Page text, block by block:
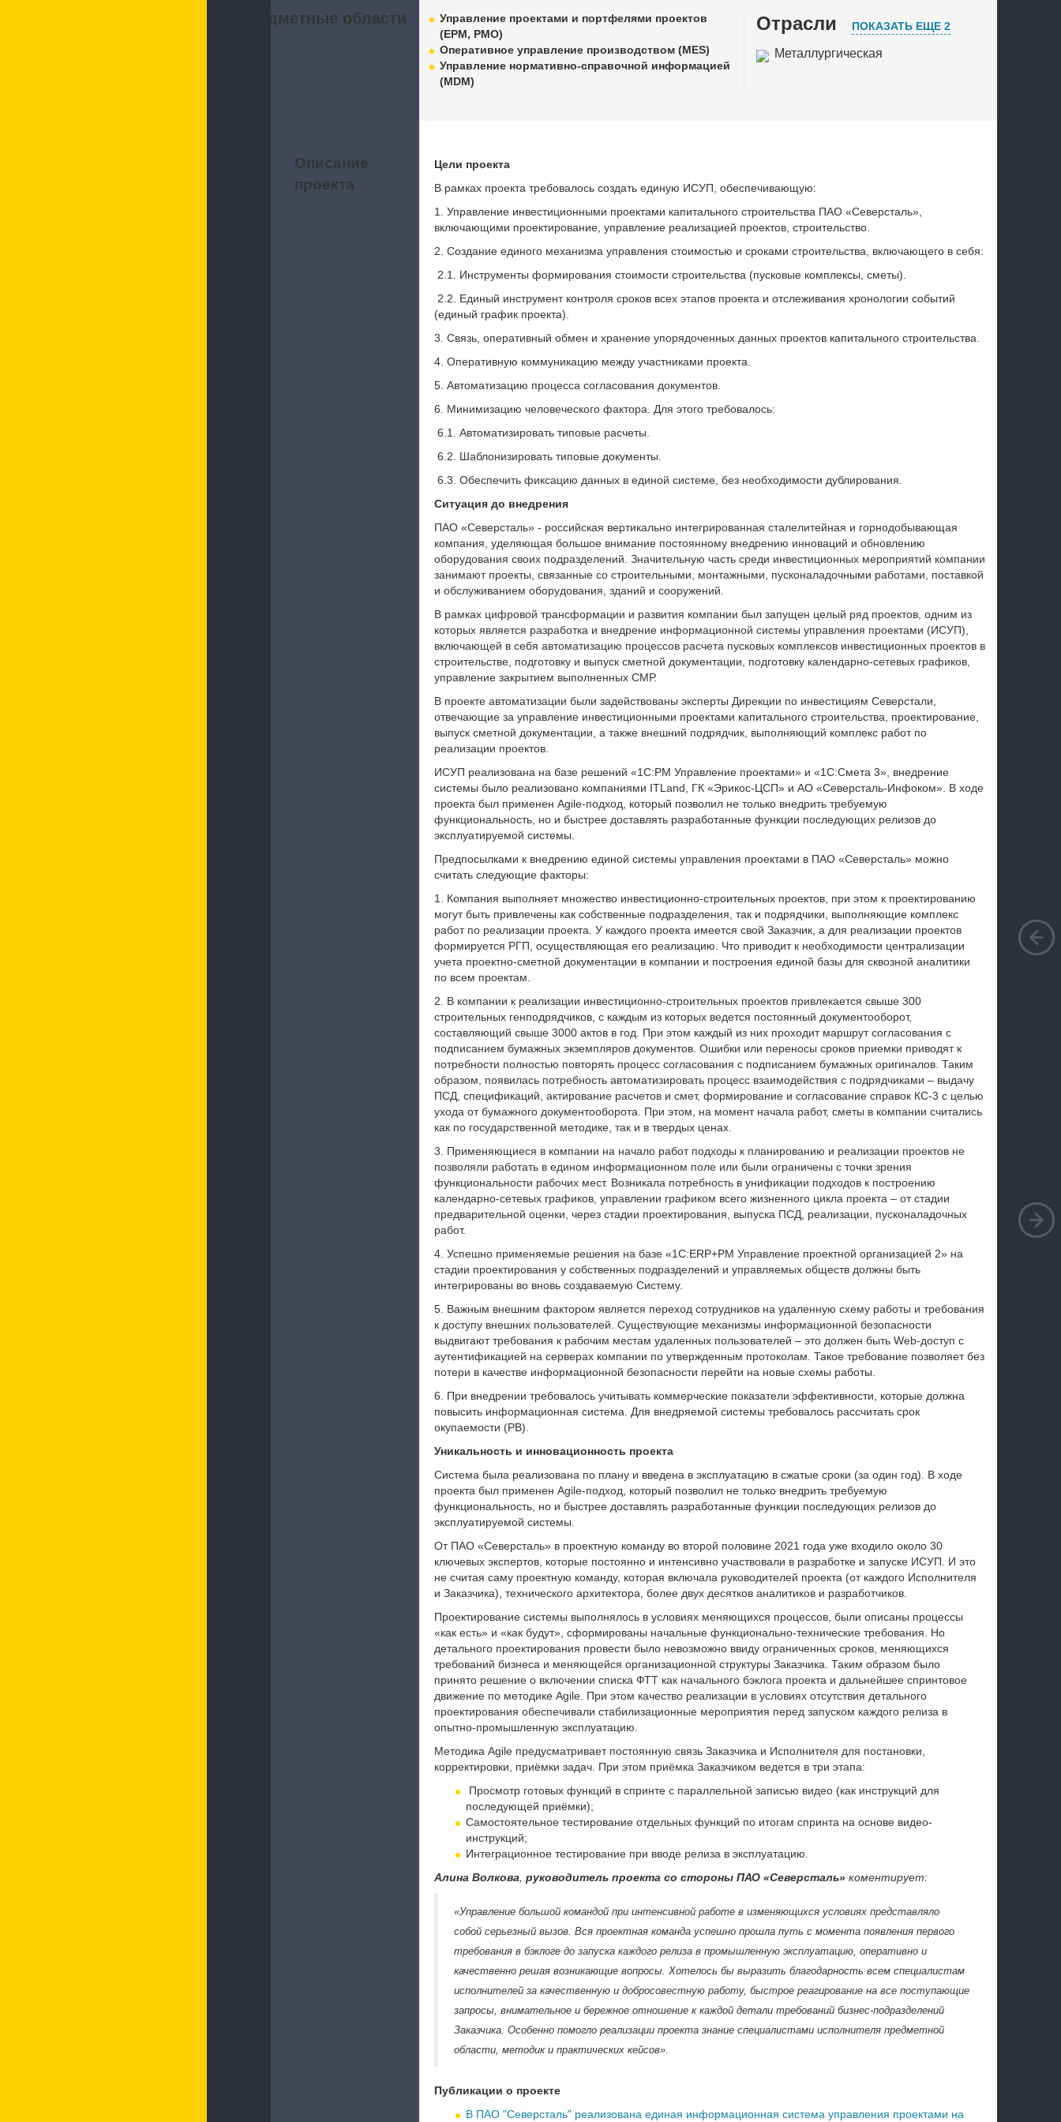
Предметные области
Управление проектами и портфелями проектов
(EPM, PMO)
Оперативное управление производством (MES)
Управление нормативно-справочной информацией
(MDM)
Отрасли ПОКАЗАТЬ ЕЩЕ 2
Металлургическая
Описание
проекта
Цели проекта
В рамках проекта требовалось создать единую ИСУП, обеспечивающую:
1.
Управление инвестиционными проектами капитального строительства ПАО «Северсталь»,
включающими проектирование, управление реализацией проектов, строительство.
2. Создание единого механизма управления стоимостью и сроками строительства, включающего в себя:
2.1.
Инструменты формирования стоимости строительства (пусковые комплексы, сметы).
2.2.
Единый инструмент контроля сроков всех этапов проекта и отслеживания хронологии событий
(единый график проекта).
3. Связь, оперативный обмен и хранение упорядоченных данных проектов капитального строительства.
4. Оперативную коммуникацию между участниками проекта.
5. Автоматизацию процесса согласования документов.
6.
Минимизацию человеческого фактора. Для этого требовалось:
6.1.
Автоматизировать типовые расчеты.
6.2.
Шаблонизировать типовые документы.
6.3. Обеспечить фиксацию данных в единой системе, без необходимости дублирования.
Ситуация до внедрения
ПАО «Северсталь» - российская вертикально интегрированная сталелитейная и горнодобывающая
компания, уделяющая большое внимание постоянному внедрению инноваций и обновлению
оборудования своих подразделений. Значительную часть среди инвестиционных мероприятий компании
занимают проекты, связанные со строительными, монтажными, пусконаладочными работами, поставкой
и обслуживанием оборудования, зданий и сооружений.
В рамках цифровой трансформации и развития компании был запущен целый ряд проектов, одним из
которых является разработка и внедрение информационной системы управления проектами (ИСУП),
включающей в себя автоматизацию процессов расчета пусковых комплексов инвестиционных проектов в
строительстве, подготовку и выпуск сметной документации, подготовку календарно-сетевых графиков,
управление закрытием выполненных СМР.
В проекте автоматизации были задействованы эксперты Дирекции по инвестициям Северстали,
отвечающие за управление инвестиционными проектами капитального строительства, проектирование,
выпуск сметной документации, а также внешний подрядчик, выполняющий комплекс работ по
реализации проектов.
ИСУП реализована на базе решений «1С:PM Управление проектами» и «1С:Смета 3», внедрение
системы было реализовано компаниями ITLand, ГК «Эрикос-ЦСП» и АО «Северсталь-Инфоком». В ходе
проекта был применен Agile-подход, который позволил не только внедрить требуемую
функциональность, но и быстрее доставлять разработанные функции последующих релизов до
эксплуатируемой системы.
Предпосылками к внедрению единой системы управления проектами в ПАО «Северсталь» можно
считать следующие факторы:
1. Компания выполняет множество инвестиционно-строительных проектов, при этом к проектированию
могут быть привлечены как собственные подразделения, так и подрядчики, выполняющие комплекс
работ по реализации проекта. У каждого проекта имеется свой Заказчик, а для реализации проектов
формируется РГП, осуществляющая его реализацию. Что приводит к необходимости централизации
учета проектно-сметной документации в компании и построения единой базы для сквозной аналитики
по всем проектам.
2. В компании к реализации инвестиционно-строительных проектов привлекается свыше 300
строительных генподрядчиков, с каждым из которых ведется постоянный документооборот,
составляющий свыше 3000 актов в год. При этом каждый из них проходит маршрут согласования с
подписанием бумажных экземпляров документов. Ошибки или переносы сроков приемки приводят к
потребности полностью повторять процесс согласования с подписанием бумажных оригиналов. Таким
образом, появилась потребность автоматизировать процесс взаимодействия с подрядчиками – выдачу
ПСД, спецификаций, актирование расчетов и смет, формирование и согласование справок КС-3 с целью
ухода от бумажного документооборота. При этом, на момент начала работ, сметы в компании считались
как по государственной методике, так и в твердых ценах.
3. Применяющиеся в компании на начало работ подходы к планированию и реализации проектов не
позволяли работать в едином информационном поле или были ограничены с точки зрения
функциональности рабочих мест. Возникала потребность в унификации подходов к построению
календарно-сетевых графиков, управлении графиком всего жизненного цикла проекта – от стадии
предварительной оценки, через стадии проектирования, выпуска ПСД, реализации, пусконаладочных
работ.
4. Успешно применяемые решения на базе «1С:ERP+PM Управление проектной организацией 2» на
стадии проектирования у собственных подразделений и управляемых обществ должны быть
интегрированы во вновь создаваемую Систему.
5. Важным внешним фактором является переход сотрудников на удаленную схему работы и требования
к доступу внешних пользователей. Существующие механизмы информационной безопасности
выдвигают требования к рабочим местам удаленных пользователей – это должен быть Web-доступ с
аутентификацией на серверах компании по утвержденным протоколам. Такое требование позволяет без
потери в качестве информационной безопасности перейти на новые схемы работы.
6. При внедрении требовалось учитывать коммерческие показатели эффективности, которые должна
повысить информационная система. Для внедряемой системы требовалось рассчитать срок
окупаемости (РВ).
Уникальность и инновационность проекта
Система была реализована по плану и введена в эксплуатацию в сжатые сроки (за один год). В ходе
проекта был применен Agile-подход, который позволил не только внедрить требуемую
функциональность, но и быстрее доставлять разработанные функции последующих релизов до
эксплуатируемой системы.
От ПАО «Северсталь» в проектную команду во второй половине 2021 года уже входило около 30
ключевых экспертов, которые постоянно и интенсивно участвовали в разработке и запуске ИСУП. И это
не считая саму проектную команду, которая включала руководителей проекта (от каждого Исполнителя
и Заказчика), технического архитектора, более двух десятков аналитиков и разработчиков.
Проектирование системы выполнялось в условиях меняющихся процессов, были описаны процессы
«как есть» и «как будут», сформированы начальные функционально-технические требования. Но
детального проектирования провести было невозможно ввиду ограниченных сроков, меняющихся
требований бизнеса и меняющейся организационной структуры Заказчика. Таким образом было
принято решение о включении списка ФТТ как начального бэклога проекта и дальнейшее спринтовое
движение по методике Agile. При этом качество реализации в условиях отсутствия детального
проектирования обеспечивали стабилизационные мероприятия перед запуском каждого релиза в
опытно-промышленную эксплуатацию.
Методика Agile предусматривает постоянную связь Заказчика и Исполнителя для постановки,
корректировки, приёмки задач. При этом приёмка Заказчиком ведется в три этапа:
Просмотр готовых функций в спринте с параллельной записью видео (как инструкций для
последующей приёмки);
Самостоятельное тестирование отдельных функций по итогам спринта на основе видео-
инструкций;
Интеграционное тестирование при вводе релиза в эксплуатацию.
Алина Волкова руководитель проекта со стороны ПАО «Северсталь» коментирует:
«Управление большой командой при интенсивной работе в изменяющихся условиях представляло
собой серьезный вызов. Вся проектная команда успешно прошла путь с момента появления первого
требования в бэклоге до запуска каждого релиза в промышленную эксплуатацию, оперативно и
качественно решая возникающие вопросы. Хотелось бы выразить благодарность всем специалистам
исполнителей за качественную и добросовестную работу, быстрое реагирование на все поступающие
запросы, внимательное и бережное отношение к каждой детали требований бизнес-подразделений
Заказчика. Особенно помогло реализации проекта знание специалистами исполнителя предметной
области, методик и практических кейсов».
Публикации о проекте
В ПАО "Северсталь" реализована единая информационная система управления проектами на